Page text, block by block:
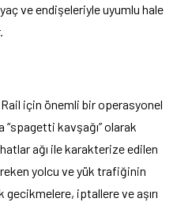
ve endişeleriyle uyumlu hale
için önemli bir operasyonel
“spagetti kavşağı” olarak
ağı ile karakterize edilen
yolcu ve yük trafiğinin
gecikmelere, iptallere ve aşırı